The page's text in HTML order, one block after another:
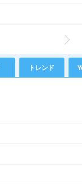
トレンド